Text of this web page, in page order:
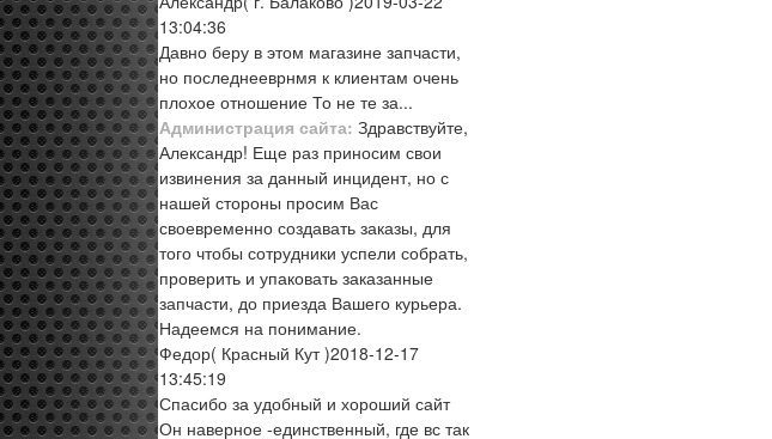
13:04:36
Давно беру в этом магазине запчасти,
но последнееврнмя к клиентам очень
плохое отношение То не те за...
Администрация сайта: Здравствуйте,
Александр! Еще раз приносим свои
извинения за данный инцидент, но с
нашей стороны просим Вас
своевременно создавать заказы, для
того чтобы сотрудники успели собрать,
проверить и упаковать заказанные
запчасти, до приезда Вашего курьера.
Надеемся на понимание.
Федор( Красный Кут )2018-12-17
13:45:19
Спасибо за удобный и хороший сайт
Он наверное -единственный, где вс так